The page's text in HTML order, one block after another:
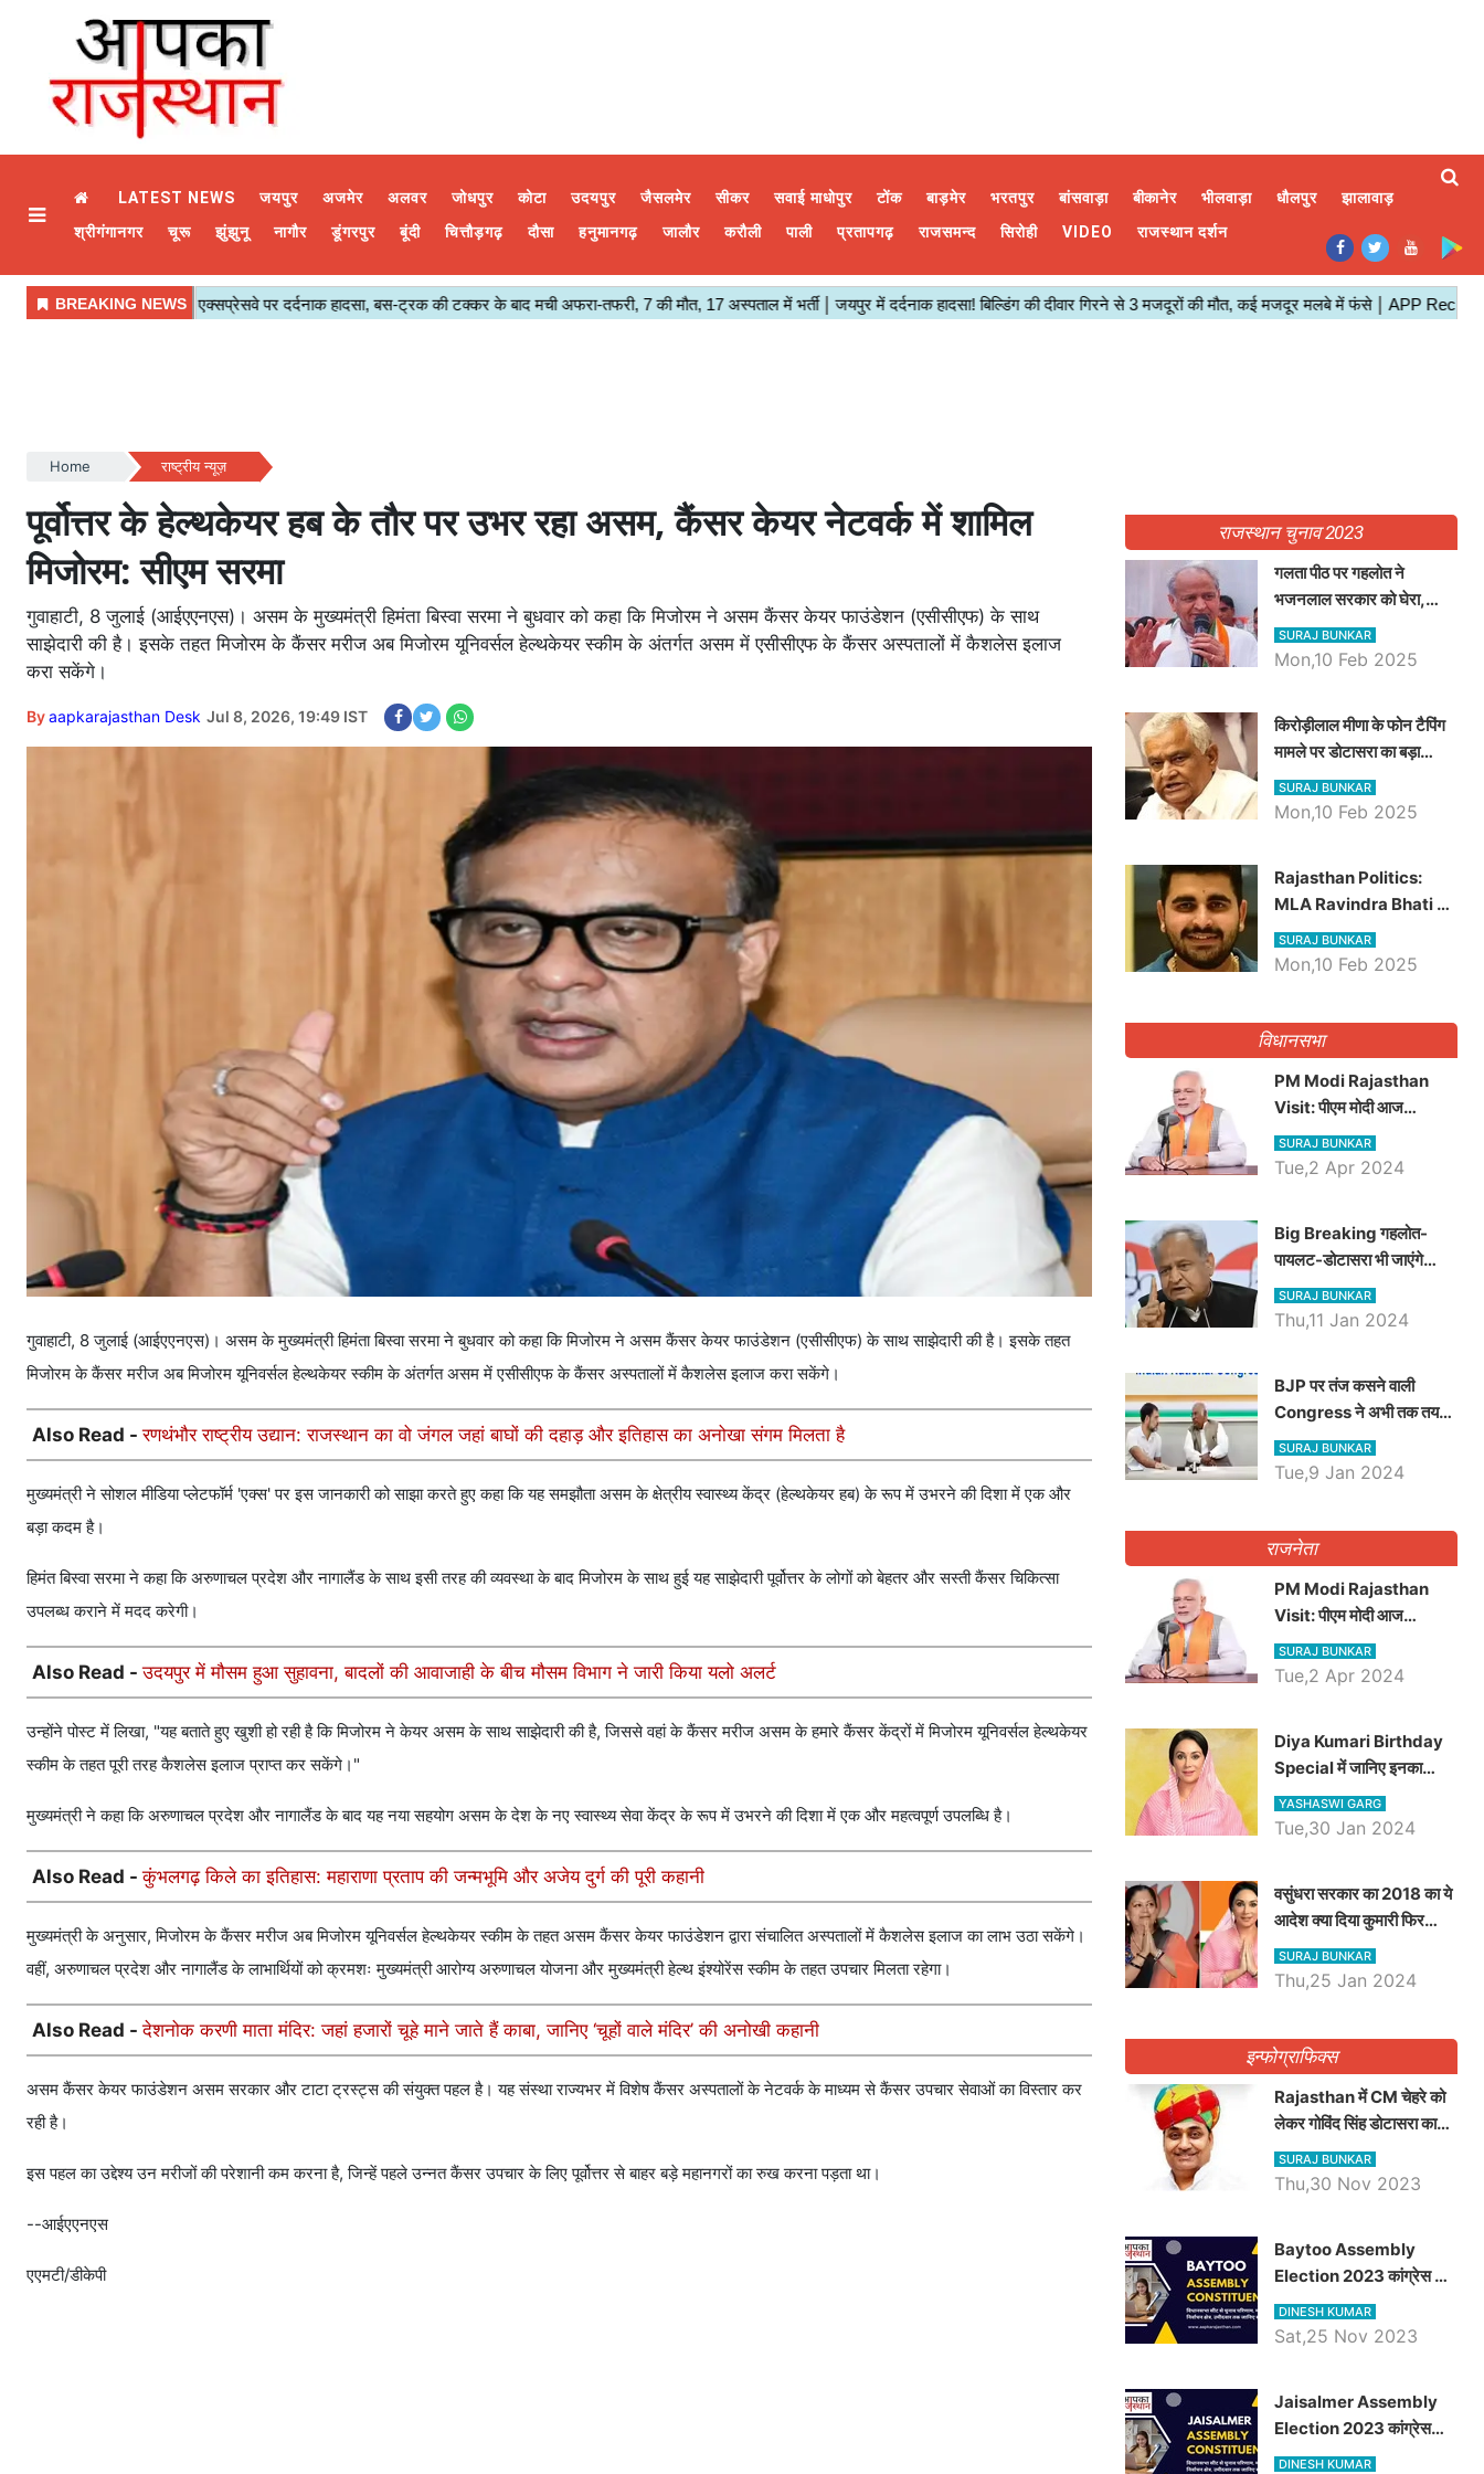
LATEST NEWS जयपुर अजमेर अलवर जोधपुर कोटा उदयपुर जैसलमेर सीकर सवाई माधोपुर टोंक बाड़मेर भरतपुर बांसवाड़ा बीकानेर भीलवाड़ा धौलपुर
झालावाड़
श्रीगंगानगर
चूरू झुंझुनू नागौर डूंगरपुर बूंदी चित्तौड़गढ़ दौसा हनुमानगढ़ जालौर करौली पाली प्रतापगढ़ राजसमन्द सिरोही VIDEO राजस्थान दर्शन
Home राष्ट्रीय न्यूज़
पूर्वोत्तर के हेल्थकेयर हब के तौर पर उभर रहा असम, कैंसर केयर नेटवर्क में शामिल
मिजोरम: सीएम सरमा
गुवाहाटी, 8 जुलाई (आईएएनएस)। असम के मुख्यमंत्री हिमंता बिस्वा सरमा ने बुधवार को कहा कि मिजोरम ने असम कैंसर केयर फाउंडेशन (एसीसीएफ) के साथ
साझेदारी की है। इसके तहत मिजोरम के कैंसर मरीज अब मिजोरम यूनिवर्सल हेल्थकेयर स्कीम के अंतर्गत असम में एसीसीएफ के कैंसर अस्पतालों में कैशलेस इलाज
करा सकेंगे।
Byaapkarajasthan Desk Jul 8, 2026, 19:49 IST
गुवाहाटी, 8 जुलाई (आईएएनएस)। असम के मुख्यमंत्री हिमंता बिस्वा सरमा ने बुधवार को कहा कि मिजोरम ने असम कैंसर केयर फाउंडेशन (एसीसीएफ) के साथ साझेदारी की है। इसके तहत
मिजोरम के कैंसर मरीज अब मिजोरम यूनिवर्सल हेल्थकेयर स्कीम के अंतर्गत असम में एसीसीएफ के कैंसर अस्पतालों में कैशलेस इलाज करा सकेंगे।
Also Read -रणथंभौर राष्ट्रीय उद्यान: राजस्थान का वो जंगल जहां बाघों की दहाड़ और इतिहास का अनोखा संगम मिलता है
मुख्यमंत्री ने सोशल मीडिया प्लेटफॉर्म 'एक्स' पर इस जानकारी को साझा करते हुए कहा कि यह समझौता असम के क्षेत्रीय स्वास्थ्य केंद्र (हेल्थकेयर हब) के रूप में उभरने की दिशा में एक और
बड़ा कदम है।
हिमंत बिस्वा सरमा ने कहा कि अरुणाचल प्रदेश और नागालैंड के साथ इसी तरह की व्यवस्था के बाद मिजोरम के साथ हुई यह साझेदारी पूर्वोत्तर के लोगों को बेहतर और सस्ती कैंसर चिकित्सा
उपलब्ध कराने में मदद करेगी।
Also Read -उदयपुर में मौसम हुआ सुहावना, बादलों की आवाजाही के बीच मौसम विभाग ने जारी किया यलो अलर्ट
उन्होंने पोस्ट में लिखा, "यह बताते हुए खुशी हो रही है कि मिजोरम ने केयर असम के साथ साझेदारी की है, जिससे वहां के कैंसर मरीज असम के हमारे कैंसर केंद्रों में मिजोरम यूनिवर्सल हेल्थकेयर
स्कीम के तहत पूरी तरह कैशलेस इलाज प्राप्त कर सकेंगे।"
मुख्यमंत्री ने कहा कि अरुणाचल प्रदेश और नागालैंड के बाद यह नया सहयोग असम के देश के नए स्वास्थ्य सेवा केंद्र के रूप में उभरने की दिशा में एक और महत्वपूर्ण उपलब्धि है।
Also Read -कुंभलगढ़ किले का इतिहास: महाराणा प्रताप की जन्मभूमि और अजेय दुर्ग की पूरी कहानी
मुख्यमंत्री के अनुसार, मिजोरम के कैंसर मरीज अब मिजोरम यूनिवर्सल हेल्थकेयर स्कीम के तहत असम कैंसर केयर फाउंडेशन द्वारा संचालित अस्पतालों में कैशलेस इलाज का लाभ उठा सकेंगे।
वहीं, अरुणाचल प्रदेश और नागालैंड के लाभार्थियों को क्रमशः मुख्यमंत्री आरोग्य अरुणाचल योजना और मुख्यमंत्री हेल्थ इंश्योरेंस स्कीम के तहत उपचार मिलता रहेगा।
Also Read -देशनोक करणी माता मंदिर: जहां हजारों चूहे माने जाते हैं काबा, जानिए ‘चूहों वाले मंदिर’ की अनोखी कहानी
असम कैंसर केयर फाउंडेशन असम सरकार और टाटा ट्रस्ट्स की संयुक्त पहल है। यह संस्था राज्यभर में विशेष कैंसर अस्पतालों के नेटवर्क के माध्यम से कैंसर उपचार सेवाओं का विस्तार कर
रही है।
इस पहल का उद्देश्य उन मरीजों की परेशानी कम करना है, जिन्हें पहले उन्नत कैंसर उपचार के लिए पूर्वोत्तर से बाहर बड़े महानगरों का रुख करना पड़ता था।
--आईएएनएस
एएमटी/डीकेपी
राजस्थान चुनाव 2023
गलता पीठ पर गहलोत ने
भजनलाल सरकार को घेरा,
Video में देखें अब तक बड़ी
खबरें
SURAJ BUNKAR
Mon,10 Feb 2025
किरोड़ीलाल मीणा के फोन टैपिंग
मामले पर डोटासरा का बड़ा
आरोप, वीडियो में देखें AZ बड़ी
खबरें
SURAJ BUNKAR
Mon,10 Feb 2025
Rajasthan Politics:
MLA Ravindra Bhati ने
प्रदेश की शिक्षा व्यवस्था पर
उठाए सवाल, Madan
SURAJ BUNKAR
Mon,10 Feb 2025
विधानसभा
PM Modi Rajasthan
Visit: पीएम मोदी आज
राजस्थान में कोटपूतली में करेंगे
विशाल रैली, एक सभा से 8 सीटों
SURAJ BUNKAR
Tue,2 Apr 2024
Big Breaking गहलोत-
पायलट-डोटासरा भी जाएंगे
अयोध्या, करेंगे रामलला के दर्शन
SURAJ BUNKAR
Thu,11 Jan 2024
BJP पर तंज कसने वाली
Congress ने अभी तक तय
नहीं किया नेता प्रतिपक्ष, जानें
कौन होगा दावेदार
SURAJ BUNKAR
Tue,9 Jan 2024
राजनेता
PM Modi Rajasthan
Visit: पीएम मोदी आज
राजस्थान में कोटपूतली में करेंगे
विशाल रैली, एक सभा से 8 सीटों
SURAJ BUNKAR
Tue,2 Apr 2024
Diya Kumari Birthday
Special में जानिए इनका
राजकुमारी से राजस्थान की
डिप्टी सीएम बनने तक का सफर,
YASHASWI GARG
Tue,30 Jan 2024
वसुंधरा सरकार का 2018 का ये
आदेश क्या दिया कुमारी फिर
करेंगी लागू? कांग्रेस सरकार ने
किया था निरस्त
SURAJ BUNKAR
Thu,25 Jan 2024
इन्फोग्राफिक्स
Rajasthan में CM चेहरे को
लेकर गोविंद सिंह डोटासरा का
बड़ा बयान आया सामने, जानें
विचार
SURAJ BUNKAR
Thu,30 Nov 2023
Baytoo Assembly
Election 2023 कांग्रेस से
हरीश चौधरी तो बालाराम मुंड होंगे
भाजपा उम्मीदवार, जानिये बायतू
DINESH KUMAR
Sat,25 Nov 2023
​​​​​​​Jaisalmer Assembly
Election 2023 कांग्रेस
रूपा राम मेघवाल तो छोटु सिंह
DINESH KUMAR